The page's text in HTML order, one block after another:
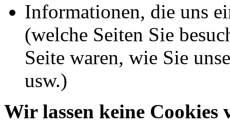
Informationen, die uns
(welche Seiten Sie
Seite waren, wie Sie
usw.)
Wir lassen keine Cookies